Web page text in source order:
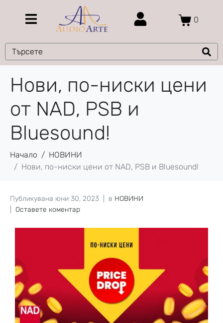
0
Нови, по-ниски цени
от NAD, PSB и
Bluesound!
Начало
НОВИНИ
Нови, по-ниски цени от NAD, PSB и Bluesound!
Публикувана юни 30, 2023 в НОВИНИ
Оставете коментар